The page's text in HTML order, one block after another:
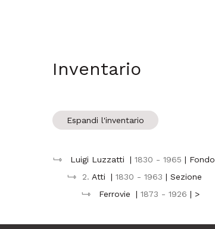
Inventario
Espandi l'inventario
Luigi Luzzatti | 1830 - 1965 | Fondo
2. Atti | 1830 - 1963 | Sezione
Ferrovie
| 1873 - 1926 | >